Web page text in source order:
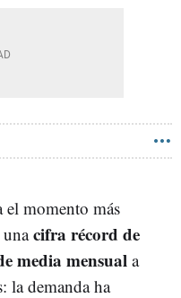
el momento más
unacifra récord de
media mensual a
la demanda ha